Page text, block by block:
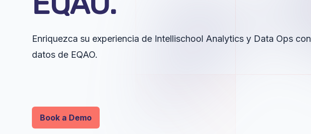
Enriquezca su experiencia de Intellischool Analytics y Data Ops con
datos de EQAO.
Book a Demo